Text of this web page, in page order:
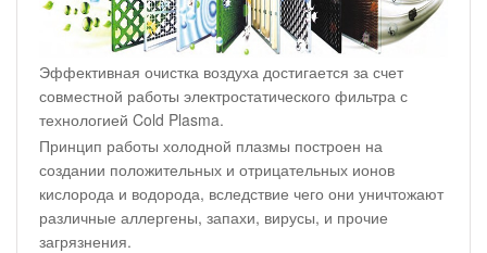
Эффективная очистка воздуха достигается за счет
совместной работы электростатического фильтра с
технологией Cold Plasma.
Принцип работы холодной плазмы построен на
создании положительных и отрицательных ионов
кислорода и водорода, вследствие чего они уничтожают
различные аллергены, запахи, вирусы, и прочие
загрязнения.